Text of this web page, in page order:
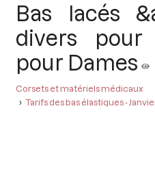
Bas lacés
divers pour
pour Dames
Corsets et matériels médicaux
Tarifs des bas élastiques -